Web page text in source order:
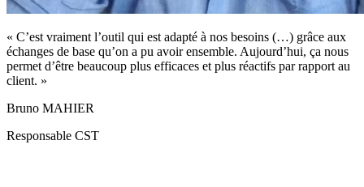
« C’est vraiment l’outil qui est adapté à nos besoins (…) grâce aux
échanges de base qu’on a pu avoir ensemble. Aujourd’hui, ça nous
permet d’être beaucoup plus efficaces et plus réactifs par rapport au
client. »
Bruno MAHIER
Responsable CST